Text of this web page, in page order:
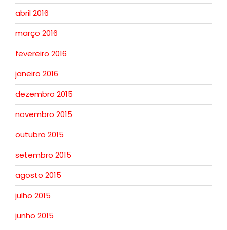
abril 2016
março 2016
fevereiro 2016
janeiro 2016
dezembro 2015
novembro 2015
outubro 2015
setembro 2015
agosto 2015
julho 2015
junho 2015